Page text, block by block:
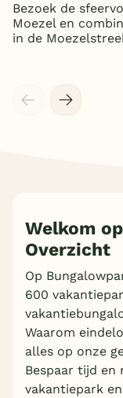
Bezoek de
Moezel en
in de
Welkom
Overzicht
Op
600
Waarom
alles op onze
Bespaar tijd en
vakantiepark